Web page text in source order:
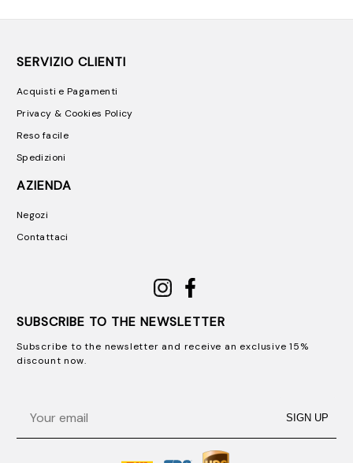
SERVIZIO CLIENTI
Acquisti e Pagamenti
Privacy & Cookies Policy
Reso facile
Spedizioni
AZIENDA
Negozi
Contattaci
SUBSCRIBE TO THE NEWSLETTER
Subscribe to the newsletter and receive an exclusive 15%
discount now.
SIGN UP